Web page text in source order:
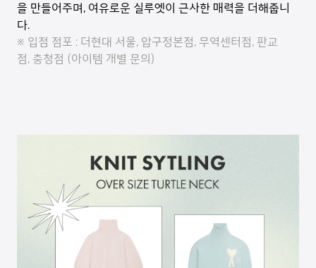
을 만들어주며, 여유로운 실루엣이 근사한 매력을 더해줍니
다.
※ 입점 점포 : 더현대 서울, 압구정본점, 무역센터점, 판교
점, 충청점 (아이템 개별 문의)